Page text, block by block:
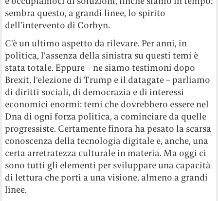
sembra questo, a grandi linee, lo spirito
dell’intervento di Corbyn.
C’è un ultimo aspetto da rilevare. Per anni, in
politica, l’assenza della sinistra su questi temi è
stata totale. Eppure – ne siamo testimoni dopo
Brexit, l’elezione di Trump e il datagate – parliamo
di diritti sociali, di democrazia e di interessi
economici enormi: temi che dovrebbero essere nel
Dna di ogni forza politica, a cominciare da quelle
progressiste. Certamente finora ha pesato la scarsa
conoscenza della tecnologia digitale e, anche, una
certa arretratezza culturale in materia. Ma oggi ci
sono tutti gli elementi per sviluppare una capacità
di lettura che porti a una visione, almeno a grandi
linee.